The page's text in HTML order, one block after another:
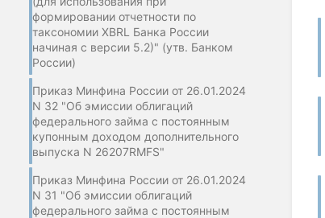
формировании отчетности по
таксономии XBRL Банка России
начиная с версии 5.2)" (утв. Банком
России)
Приказ Минфина России от 26.01.2024
N 32 "Об эмиссии облигаций
федерального займа с постоянным
купонным доходом дополнительного
выпуска N 26207RMFS"
Приказ Минфина России от 26.01.2024
N 31 "Об эмиссии облигаций
федерального займа с постоянным